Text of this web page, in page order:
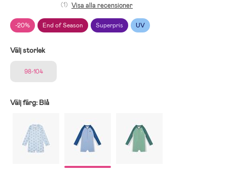
-20% End of Season Superpris UV
(1) Visa alla recensioner
Välj storlek
98-104
Välj färg: Blå